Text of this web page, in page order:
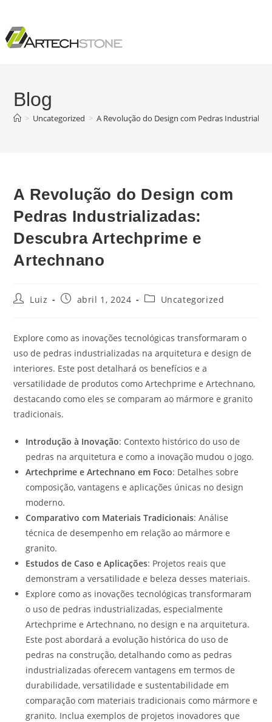
Blog
> Uncategorized > A Revolução do Design com Pedras
A Revolução do Design com
Pedras Industrializadas:
Descubra Artechprime e
Artechnano
Luiz abril 1, 2024 Uncategorized
Explore como as inovações tecnológicas transformaram o
uso de pedras industrializadas na arquitetura e design de
interiores. Este post detalhará os benefícios e a
versatilidade de produtos como Artechprime e Artechnano,
destacando como eles se comparam ao mármore e granito
tradicionais.
Introdução à Inovação: Contexto histórico do uso de
pedras na arquitetura e como a inovação mudou o jogo.
Artechprime e Artechnano em Foco: Detalhes sobre
composição, vantagens e aplicações únicas no design
moderno.
Comparativo com Materiais Tradicionais: Análise
técnica de desempenho em relação ao mármore e
granito.
Estudos de Caso e Aplicações: Projetos reais que
demonstram a versatilidade e beleza desses materiais.
Explore como as inovações tecnológicas transformaram
o uso de pedras industrializadas, especialmente
Artechprime e Artechnano, no design e na arquitetura.
Este post abordará a evolução histórica do uso de
pedras na construção, detalhando como as pedras
industrializadas oferecem vantagens em termos de
durabilidade, versatilidade e sustentabilidade em
comparação com materiais tradicionais como mármore e
granito. Inclua exemplos de projetos inovadores que